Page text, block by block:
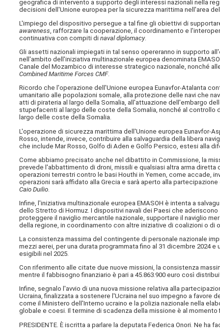
geografica di intervento a supporto degli interessi nazionali nella
decisioni dell'Unione europea per la sicurezza marittima nell'area
L'impiego del dispositivo persegue a tal fine gli obiettivi di
awareness , rafforzare la cooperazione, il coordinamento e
continuativa con compiti dinaval diplomacy.
Gli assetti nazionali impiegati in tal senso opereranno in supporto
nell'ambito dell'iniziativa multinazionale europea denominata
Canale del Mozambico di interesse strategico nazionale, nonché
Combined Maritime Forces CMF.
Ricordo che l'operazione dell'Unione europea Eunavfor-Atalanta
umanitario alle popolazioni somale, alla protezione delle navi che
atti di pirateria al largo della Somalia, all'attuazione dell'embargo
stupefacenti al largo delle coste della Somalia, nonché al
largo delle coste della Somalia.
L'operazione di sicurezza marittima dell'Unione europea Eunavfor-
Rosso, intende, invece, contribuire alla salvaguardia della libera
che include Mar Rosso, Golfo di Aden e Golfo Persico, estesi alla
Come abbiamo precisato anche nel dibattito in Commissione, la
prevede l'abbattimento di droni, missili e qualsiasi altra arma
operazioni terrestri contro le basi Houthi in Yemen, come accade,
operazioni sarà affidato alla Grecia e sarà aperto alla
Caio Duilio
Infine, l'iniziativa multinazionale europea EMASOH è intenta a
dello Stretto di Hormuz. I dispositivi navali dei Paesi che
proteggere il naviglio mercantile nazionale, supportare il naviglio
della regione, in coordinamento con altre iniziative di coalizioni o di
La consistenza massima del contingente di personale nazionale
mezzi aerei, per una durata programmata fino al 31 dicembre 2024
esigibili nel 2025.
Con riferimento alle citate due nuove missioni, la consistenza
mentre il fabbisogno finanziario è pari a 45.863.900 euro così
Infine, segnalo l'avvio di una nuova missione relativa alla
Ucraina, finalizzata a sostenere l'Ucraina nel suo impegno a
come il Ministero dell'Interno ucraino e la polizia nazionale nella
globale e coesi. Il termine di scadenza della missione è al
PRESIDENTE. È iscritta a parlare la deputata Federica Onori. Ne ha